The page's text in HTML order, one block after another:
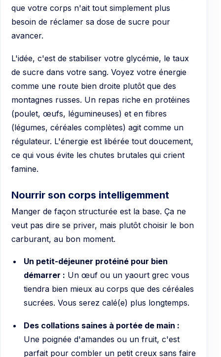
que votre corps n'ait tout simplement plus
besoin de réclamer sa dose de sucre pour
avancer.
L'idée, c'est de stabiliser votre glycémie, le taux
de sucre dans votre sang. Voyez votre énergie
comme une route bien droite plutôt que des
montagnes russes. Un repas riche en protéines
(poulet, œufs, légumineuses) et en fibres
(légumes, céréales complètes) agit comme un
régulateur. L'énergie est libérée tout doucement,
ce qui vous évite les chutes brutales qui crient
famine.
Nourrir son corps intelligemment
Manger de façon structurée est la base. Ça ne
veut pas dire se priver, mais plutôt choisir le bon
carburant, au bon moment.
Un petit-déjeuner protéiné pour bien
démarrer : Un œuf ou un yaourt grec vous
tiendra bien mieux au corps que des céréales
sucrées. Vous serez calé(e) plus longtemps.
Des collations saines à portée de main :
Une poignée d'amandes ou un fruit, c'est
parfait pour combler un petit creux sans faire